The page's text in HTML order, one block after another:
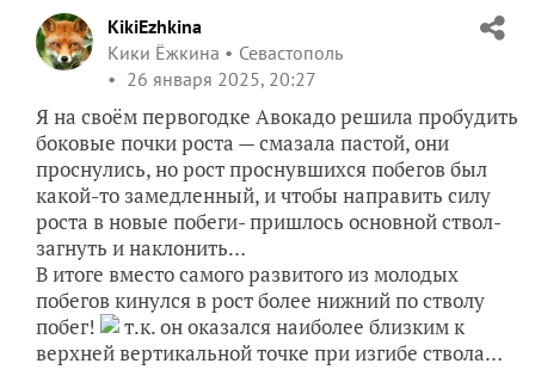
KikiEzhkina
Кики Ёжкина
Севастополь
26 января 2025, 20:27
Я на своём первогодке Авокадо решила пробудить
боковые почки роста — смазала пастой, они
проснулись, но рост проснувшихся побегов был
какой-то замедленный, и чтобы направить силу
роста в новые побеги- пришлось основной ствол-
загнуть и наклонить…
В итоге вместо самого развитого из молодых
побегов кинулся в рост более нижний по стволу
побег!
т.к. он оказался наиболее близким к
верхней вертикальной точке при изгибе ствола…